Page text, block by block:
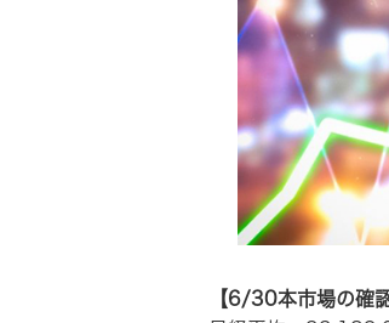
【6/30本市場の確